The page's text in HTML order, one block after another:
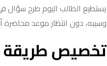
يستطيع الطالب اليوم طرح
وسببه، دون انتظار موعد
تخصيص طريقة